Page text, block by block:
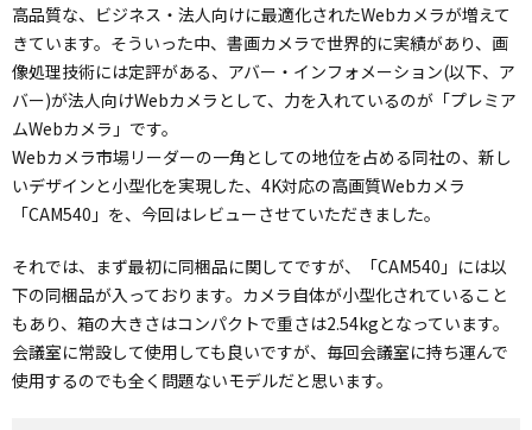
高品質な、ビジネス・法人向けに最適化されたWebカメラが増えて
きています。そういった中、書画カメラで世界的に実績があり、画
像処理技術には定評がある、アバー・インフォメーション(以下、ア
バー)が法人向けWebカメラとして、力を入れているのが「プレミア
ムWebカメラ」です。
Webカメラ市場リーダーの一角としての地位を占める同社の、新し
いデザインと小型化を実現した、4K対応の高画質Webカメラ
「CAM540」を、今回はレビューさせていただきました。
それでは、まず最初に同梱品に関してですが、「CAM540」には以
下の同梱品が入っております。カメラ自体が小型化されていること
もあり、箱の大きさはコンパクトで重さは2.54kgとなっています。
会議室に常設して使用しても良いですが、毎回会議室に持ち運んで
使用するのでも全く問題ないモデルだと思います。